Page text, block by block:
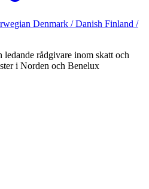
Denmark / Danish Finland /
ledande rådgivare inom skatt och
i Norden och Benelux